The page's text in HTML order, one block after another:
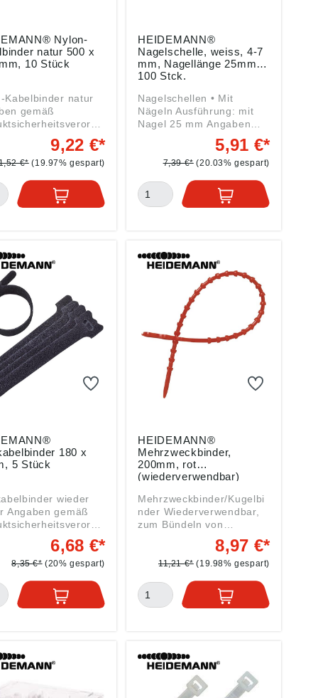
Nylon-
natur 500 x
10 Stück
Kabelbinder natur
gemäß
2023/998):
Handelsges.
Drahtzieherweg
9,22 €*
€* (19.97% gespart)
HEIDEMANN®
Nagelschelle, weiss, 4-7
mm, Nagellänge 25mm,
100 Stck.
Nagelschellen • Mit
Nägeln Ausführung: mit
Nagel 25 mm Angaben
Produktsicherheitsverordn
ung ((EU) 2023/998):
GmbH, Drahtzieherweg
11, 47877 Willich, DE,
5,91 €*
7,39 €* (20.03% gespart)
180 x
5 Stück
wieder
2023/998):
Handelsges.
Drahtzieherweg
6,68 €*
8,35 €* (20% gespart)
HEIDEMANN®
Mehrzweckbinder,
200mm, rot
(wiederverwendbar)
Mehrzweckbinder/Kugelbi
nder Wiederverwendbar,
zum Bündeln von
Leitungen oder z.B. als
Sackverschluss. Ideal
geeignet für
Zweitplatzierung am
Regal. Angaben gemäß
GmbH, Drahtzieherweg
11, 47877 Willich, DE,
info@heidemann-
handel.de
8,97 €*
11,21 €* (19.98% gespart)